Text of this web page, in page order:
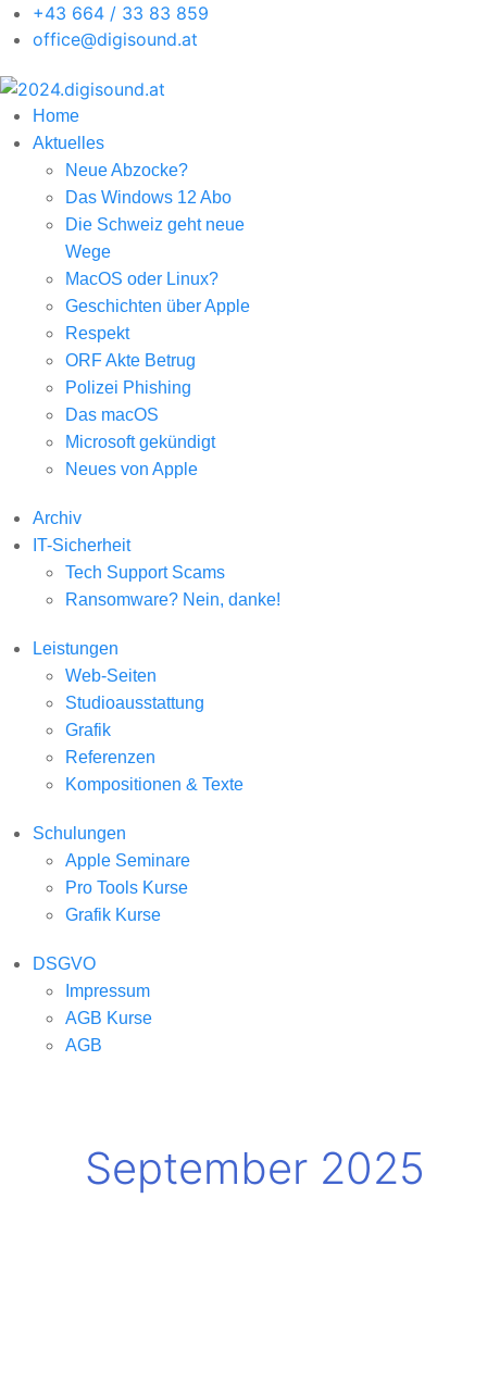
+43 664 / 33 83 859
office@digisound.at
Home
Aktuelles
Neue Abzocke?
Das Windows 12 Abo
Die Schweiz geht neue
Wege
MacOS oder Linux?
Geschichten über Apple
Respekt
ORF Akte Betrug
Polizei Phishing
Das macOS
Microsoft gekündigt
Neues von Apple
Archiv
IT-Sicherheit
Tech Support Scams
Ransomware? Nein, danke!
Leistungen
Web-Seiten
Studioausstattung
Grafik
Referenzen
Kompositionen & Texte
Schulungen
Apple Seminare
Pro Tools Kurse
Grafik Kurse
DSGVO
Impressum
AGB Kurse
AGB
September 2025